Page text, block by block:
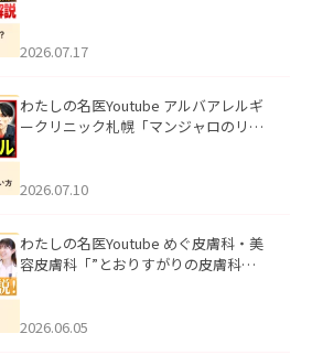
した。
2026.07.17
わたしの名医Youtube アルバアレルギ
ークリニック札幌「マンジャロのリア
た。
2026.07.10
わたしの名医Youtube めぐ皮膚科・美
容皮膚科「”とおりすがりの皮膚科
2026.06.05